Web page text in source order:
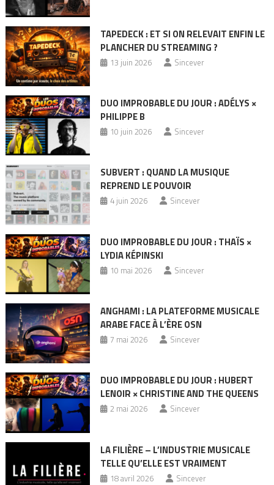
TAPEDECK : ET SI ON RELEVAIT ENFIN LE
PLANCHER DU STREAMING ?
13 juin 2026 Sincever
DUO IMPROBABLE DU JOUR : ADÉLYS ×
PHILIPPE B
10 juin 2026 Sincever
SUBVERT : QUAND LA MUSIQUE
REPREND LE POUVOIR
4 juin 2026 Sincever
DUO IMPROBABLE DU JOUR : THAÏS ×
LYDIA KÉPINSKI
10 mai 2026 Sincever
ANGHAMI : LA PLATEFORME MUSICALE
ARABE FACE À L’ÈRE OSN
7 mai 2026 Sincever
DUO IMPROBABLE DU JOUR : HUBERT
LENOIR × CHRISTINE AND THE QUEENS
2 mai 2026 Sincever
LA FILIÈRE – L’INDUSTRIE MUSICALE
TELLE QU’ELLE EST VRAIMENT
18 avril 2026 Sincever